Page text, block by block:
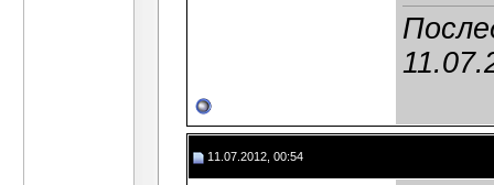
11.07.2012, 00:54